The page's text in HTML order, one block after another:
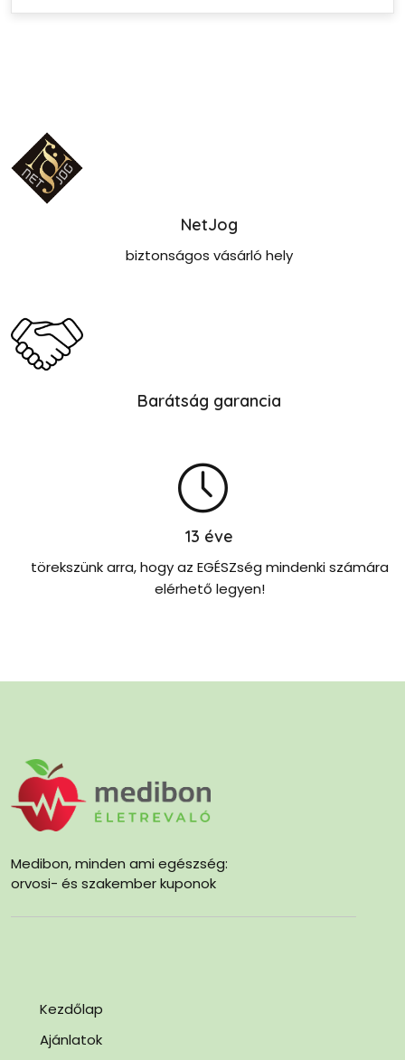
NetJog
biztonságos vásárló hely
Barátság garancia
13 éve
törekszünk arra, hogy az EGÉSZség mindenki számára
elérhető legyen!
Medibon, minden ami egészség:
orvosi- és szakember kuponok
Kezdőlap
Ajánlatok